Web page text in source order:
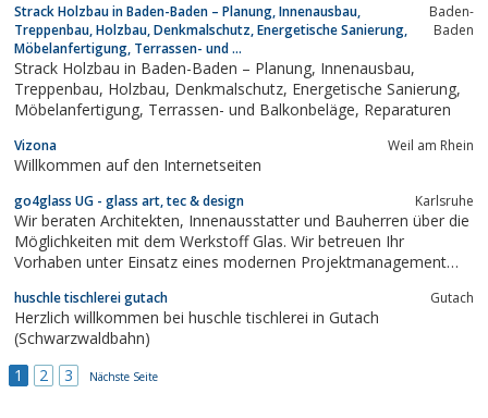
Treppenrenovierung.
Strack Holzbau in Baden-Baden – Planung, Innenausbau,
Treppenbau, Holzbau, Denkmalschutz, Energetische Sanierung,
Möbelanfertigung, Terrassen- und ...
Baden-
Baden
Strack Holzbau in Baden-Baden – Planung, Innenausbau,
Treppenbau, Holzbau, Denkmalschutz, Energetische Sanierung,
Möbelanfertigung, Terrassen- und Balkonbeläge, Reparaturen
Vizona Weil am Rhein
Willkommen auf den Internetseiten
go4glass UG - glass art, tec & design Karlsruhe
Wir beraten Architekten, Innenausstatter und Bauherren über die
Möglichkeiten mit dem Werkstoff Glas. Wir betreuen Ihr
Vorhaben unter Einsatz eines modernen Projektmanagement
Budgetrahmen bleibt.
huschle tischlerei gutach Gutach
Herzlich willkommen bei huschle tischlerei in Gutach
(Schwarzwaldbahn)
1
2 3 Nächste Seite